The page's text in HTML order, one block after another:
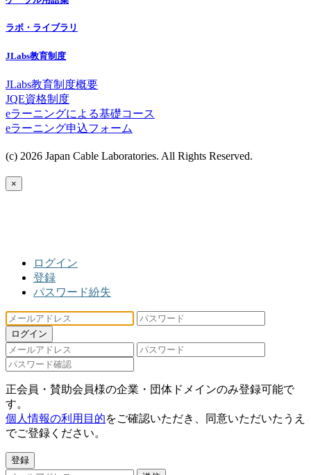
ラボ・ライブラリ
JLabs教育制度
JLabs教育制度概要
JQE資格制度
eラーニングによる基礎コース
eラーニング申込フォーム
(c) 2026 Japan Cable Laboratories. All Rights Reserved.
×
ログイン
登録
パスワード紛失
ログイン
正会員・賛助会員様の企業・団体ドメインのみ登録可能で
す。
個人情報の利用目的をご確認いただき、同意いただいたうえ
でご登録ください。
登録